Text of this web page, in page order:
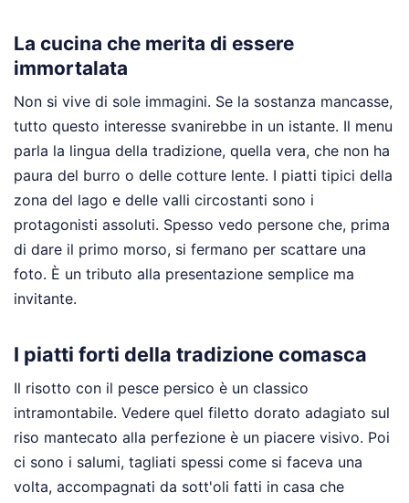
La cucina che merita di essere
immortalata
Non si vive di sole immagini. Se la sostanza mancasse,
tutto questo interesse svanirebbe in un istante. Il menu
parla la lingua della tradizione, quella vera, che non ha
paura del burro o delle cotture lente. I piatti tipici della
zona del lago e delle valli circostanti sono i
protagonisti assoluti. Spesso vedo persone che, prima
di dare il primo morso, si fermano per scattare una
foto. È un tributo alla presentazione semplice ma
invitante.
I piatti forti della tradizione comasca
Il risotto con il pesce persico è un classico
intramontabile. Vedere quel filetto dorato adagiato sul
riso mantecato alla perfezione è un piacere visivo. Poi
ci sono i salumi, tagliati spessi come si faceva una
volta, accompagnati da sott'oli fatti in casa che